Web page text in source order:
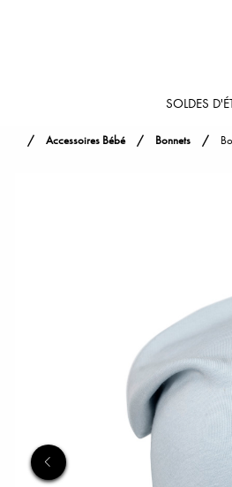
SOLDES
Accessoires Bébé Bonnets